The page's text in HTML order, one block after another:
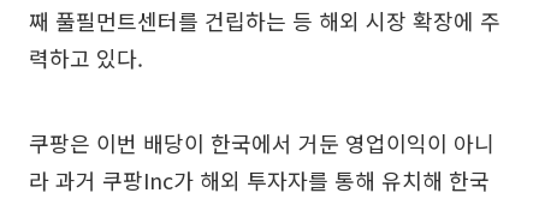
째 풀필먼트센터를 건립하는 등 해외 시장 확장에 주
력하고 있다.
쿠팡은 이번 배당이 한국에서 거둔 영업이익이 아니
라 과거 쿠팡Inc가 해외 투자자를 통해 유치해 한국